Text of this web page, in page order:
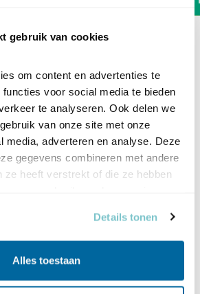
gebruik van cookies
om content en advertenties te
voor social media te bieden
te analyseren. Ook delen we
van onze site met onze
media, adverteren en analyse. Deze
gegevens combineren met andere
ze heeft verstrekt of die ze hebben
Details tonen
Alles toestaan
voor de camera